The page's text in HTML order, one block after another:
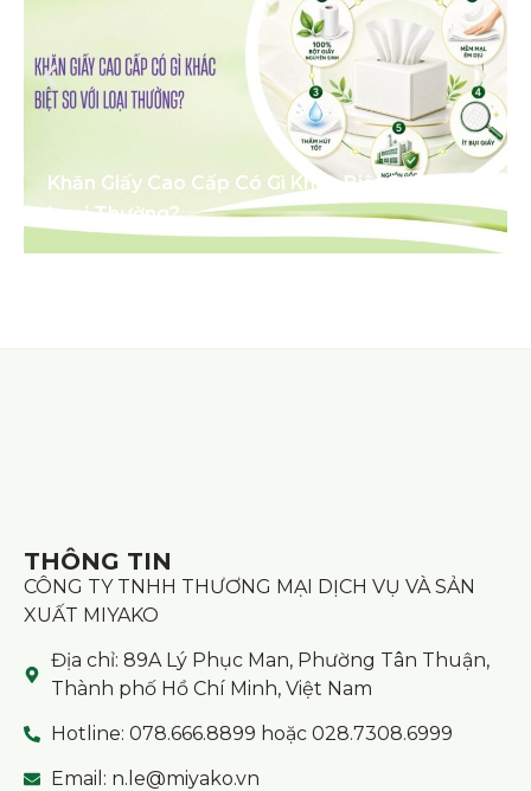
Khăn Giấy Cao Cấp Có Gì Khác Biệt So Với
Loại Thường?
THÔNG TIN
CÔNG TY TNHH THƯƠNG MẠI DỊCH VỤ VÀ SẢN
XUẤT MIYAKO
Địa chỉ: 89A Lý Phục Man, Phường Tân Thuận,
Thành phố Hồ Chí Minh, Việt Nam
Hotline: 078.666.8899 hoặc 028.7308.6999
Email: n.le@miyako.vn